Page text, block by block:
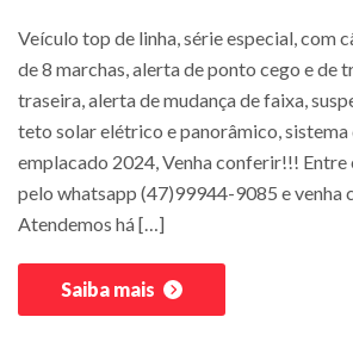
Veículo top de linha, série especial, com
de 8 marchas, alerta de ponto cego e de
traseira, alerta de mudança de faixa,
teto solar elétrico e panorâmico, sistema
emplacado 2024, Venha conferir!!!
pelo whatsapp (47)99944-9085 e venha
Atendemos há […]
Saiba mais